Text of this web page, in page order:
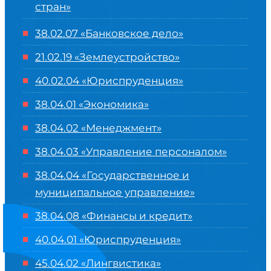
стран»
38.02.07 «Банковское дело»
21.02.19 «Землеустройство»
40.02.04 «Юриспруденция»
38.04.01 «Экономика»
38.04.02 «Менеджмент»
38.04.03 «Управление персоналом»
38.04.04 «Государственное и
муниципальное управление»
38.04.08 «Финансы и кредит»
40.04.01 «Юриспруденция»
45.04.02 «Лингвистика»